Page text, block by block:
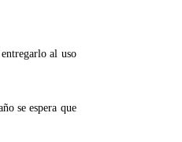
al uso
se espera que